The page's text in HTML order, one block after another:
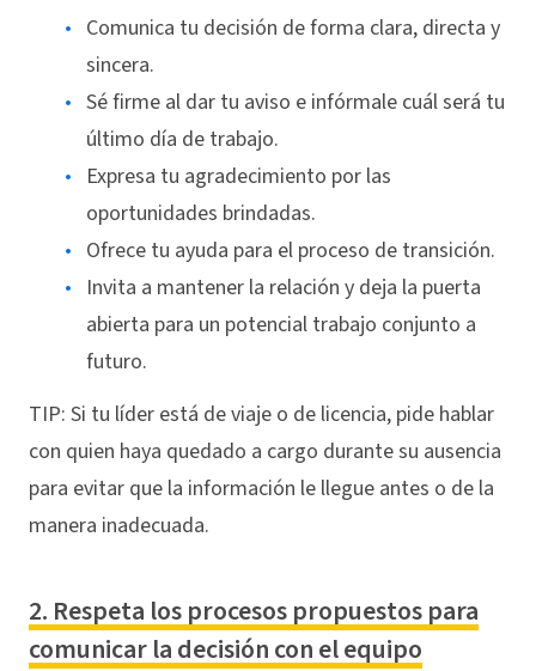
Comunica tu decisión de forma clara, directa y
sincera.
Sé firme al dar tu aviso e infórmale cuál será tu
último día de trabajo.
Expresa tu agradecimiento por las
oportunidades brindadas.
Ofrece tu ayuda para el proceso de transición.
Invita a mantener la relación y deja la puerta
abierta para un potencial trabajo conjunto a
futuro.
TIP: Si tu líder está de viaje o de licencia, pide hablar
con quien haya quedado a cargo durante su ausencia
para evitar que la información le llegue antes o de la
manera inadecuada.
2. Respeta los procesos propuestos para
comunicar la decisión con el equipo